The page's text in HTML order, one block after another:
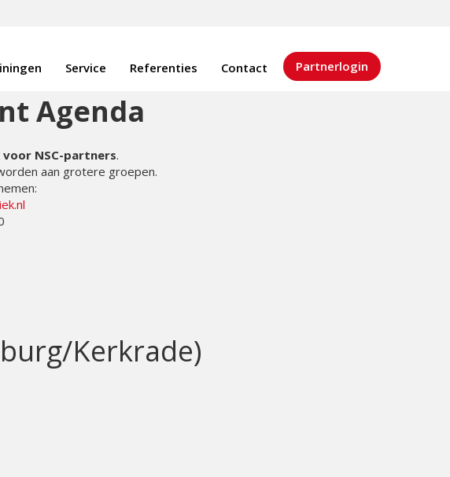
Service Referenties Contact Partnerlogin
Agenda
voor NSC-partners.
aan grotere groepen.
Kerkrade)